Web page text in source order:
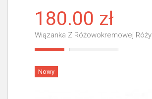
180.00 zł
Wiązanka Z Różowokremowej Róży
Nowy